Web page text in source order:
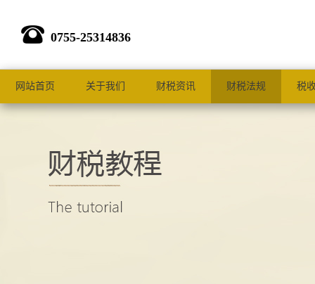
0755-25314836
网站首页 关于我们 财税资讯 财税法规 税